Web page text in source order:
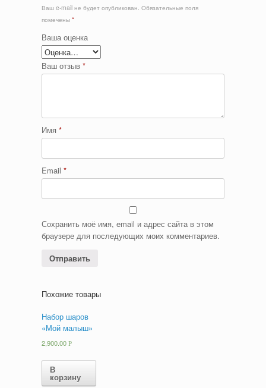
Ваш e-mail не будет опубликован. Обязательные поля
помечены *
Ваша оценка
Ваш отзыв *
Имя *
Email *
Сохранить моё имя, email и адрес сайта в этом
браузере для последующих моих комментариев.
Похожие товары
Набор шаров
«Мой малыш»
2,900.00 Р
В
корзину